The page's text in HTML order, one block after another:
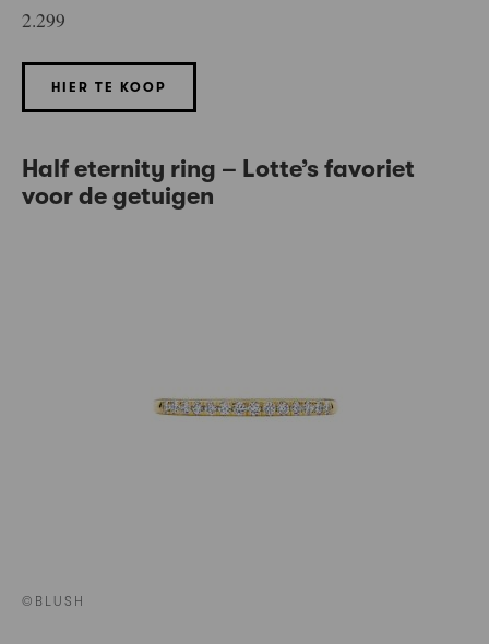
2.299
HIER TE KOOP
Half eternity ring – Lotte’s favoriet
voor de getuigen
©BLUSH